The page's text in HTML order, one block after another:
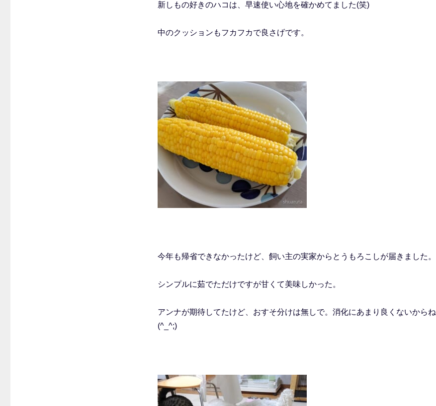
新しもの好きのハコは、早速使い心地を確かめてました(笑)
中のクッションもフカフカで良さげです。
今年も帰省できなかったけど、飼い主の実家からとうもろこしが届きました。
シンプルに茹でただけですが甘くて美味しかった。
アンナが期待してたけど、おすそ分けは無しで。消化にあまり良くないからね
(^_^;)